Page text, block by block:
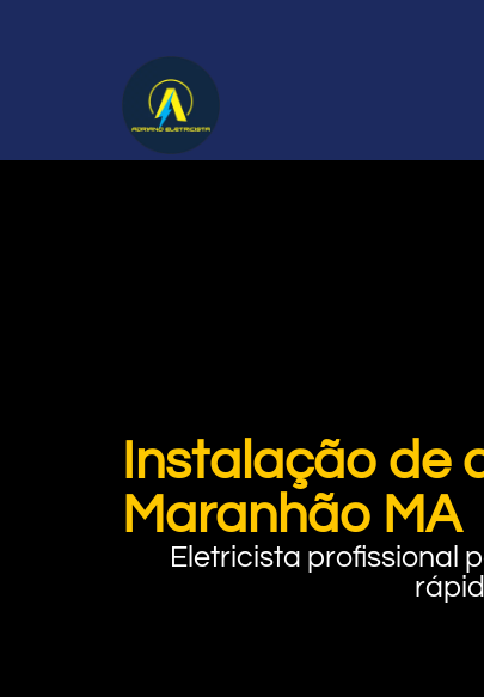
Instalação de
Maranhão MA
Eletricista profissional